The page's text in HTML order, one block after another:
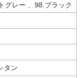
グレー 、98.ブラック
タン